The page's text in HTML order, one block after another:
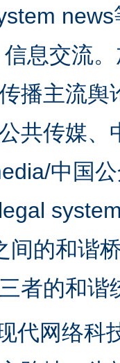
息交流
播主流
共传媒
中国
间的和谐
者的和谐
代网络科